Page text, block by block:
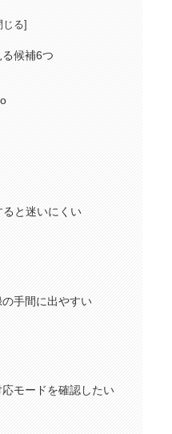
候補6つ
と迷いにくい
手間に出やすい
モードを確認したい